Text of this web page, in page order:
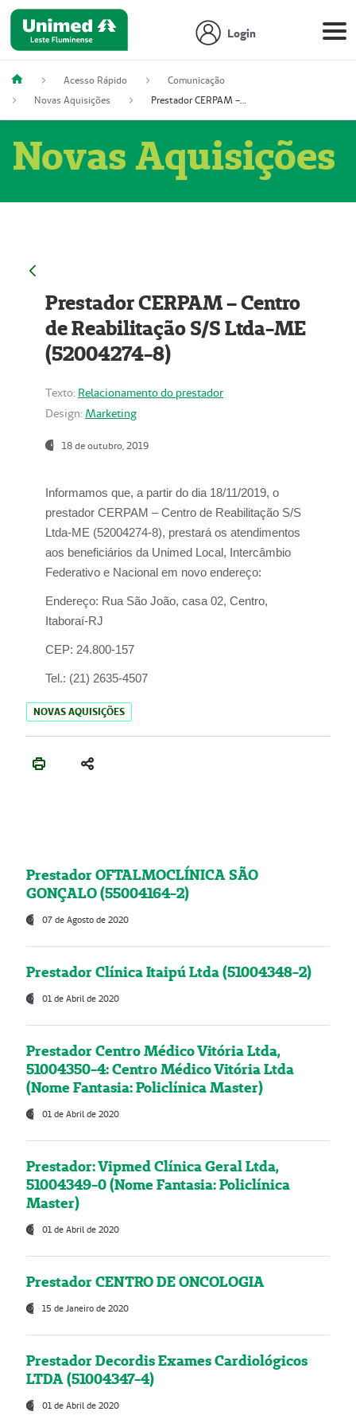
Login
Acesso Rápido
Comunicação
Novas Aquisições
Prestador CERPAM – Centro de Reabilitação S/S Ltda-ME (52004274-8)
Novas Aquisições
Prestador CERPAM – Centro
de Reabilitação S/S Ltda-ME
(52004274-8)
Texto: Relacionamento do prestador
Design: Marketing
18 de outubro, 2019
Informamos que, a partir do dia 18/11/2019, o
prestador CERPAM – Centro de Reabilitação S/S
Ltda-ME (52004274-8), prestará os atendimentos
aos beneficiários da Unimed Local, Intercâmbio
Federativo e Nacional em novo endereço:
Endereço: Rua São João, casa 02, Centro,
Itaboraí-RJ
CEP: 24.800-157
Tel.: (21) 2635-4507
NOVAS AQUISIÇÕES
Prestador OFTALMOCLÍNICA SÃO
GONÇALO (55004164-2)
07 de Agosto de 2020
Prestador Clínica Itaipú Ltda (51004348-2)
01 de Abril de 2020
Prestador Centro Médico Vitória Ltda,
51004350-4: Centro Médico Vitória Ltda
(Nome Fantasia: Policlínica Master)
01 de Abril de 2020
Prestador: Vipmed Clínica Geral Ltda,
51004349-0 (Nome Fantasia: Policlínica
Master)
01 de Abril de 2020
Prestador CENTRO DE ONCOLOGIA
15 de Janeiro de 2020
Prestador Decordis Exames Cardiológicos
LTDA (51004347-4)
01 de Abril de 2020